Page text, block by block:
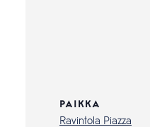
PAIKKA
Ravintola Piazza